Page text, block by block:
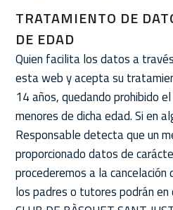
TRATAMIENTO DE
DE EDAD
Quien facilita los datos a
esta web y acepta su
14 años, quedando prohibido
menores de dicha edad. Si en
Responsable detecta que un
proporcionado datos de
procederemos a la cancelación
los padres o tutores podrán en